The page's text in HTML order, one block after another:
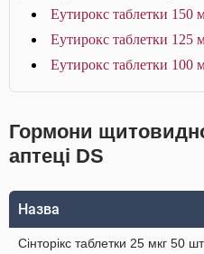
Еутирокс таблетки 150
Еутирокс таблетки 125
Еутирокс таблетки 100
Гормони
аптеці DS
Назва
Сінторікс таблетки 25 мкг 50 шт